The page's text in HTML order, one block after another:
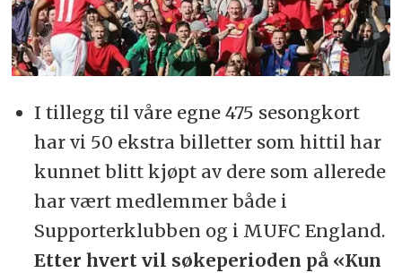
I tillegg til våre egne 475 sesongkort
har vi 50 ekstra billetter som hittil har
kunnet blitt kjøpt av dere som allerede
har vært medlemmer både i
Supporterklubben og i MUFC England.
Etter hvert vil søkeperioden på «Kun